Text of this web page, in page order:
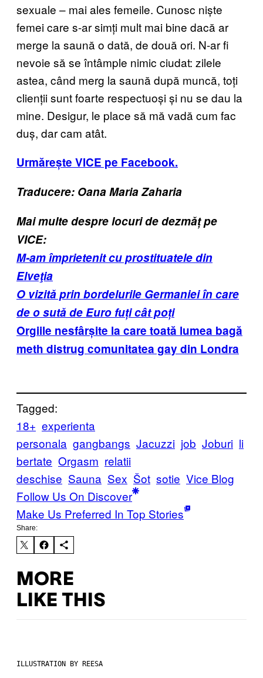
sexuale – mai ales femeile. Cunosc niște
femei care s-ar simți mult mai bine dacă ar
merge la saună o dată, de două ori. N-ar fi
nevoie să se întâmple nimic ciudat: zilele
astea, când merg la saună după muncă, toți
clienții sunt foarte respectuoși și nu se dau la
mine. Desigur, le place să mă vadă cum fac
duș, dar cam atât.
Urmărește VICE pe Facebook.
Traducere: Oana Maria Zaharia
Mai multe despre locuri de dezmăț pe
VICE:
M-am împrietenit cu prostituatele din
Elveţia
O vizită prin bordelurile Germaniei în care
de o sută de Euro fuți cât poți
Orgiile nesfârșite la care toată lumea bagă
meth distrug comunitatea gay din Londra
Tagged:
18+ experienta
personala gangbangs Jacuzzi job Joburi li
bertate Orgasm relatii
deschise Sauna Sex Šot sotie Vice Blog
Follow Us On Discover
Make Us Preferred In Top Stories
Share:
MORE
LIKE THIS
ILLUSTRATION BY REESA